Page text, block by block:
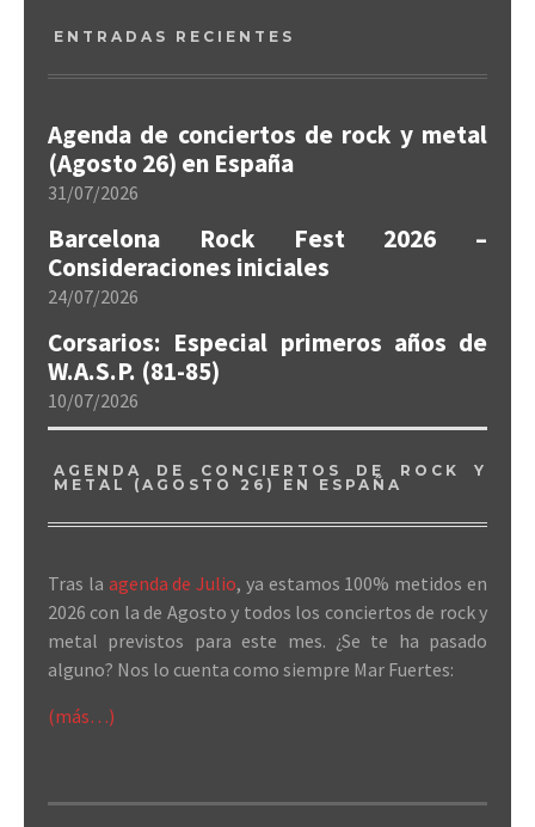
ENTRADAS RECIENTES
Agenda de conciertos de rock y metal
(Agosto 26) en España
31/07/2026
Barcelona Rock Fest 2026 –
Consideraciones iniciales
24/07/2026
Corsarios: Especial primeros años de
W.A.S.P. (81-85)
10/07/2026
AGENDA DE CONCIERTOS DE ROCK Y
METAL (AGOSTO 26) EN ESPAÑA
Tras la agenda de Julio, ya estamos 100% metidos en
2026 con la de Agosto y todos los conciertos de rock y
metal previstos para este mes. ¿Se te ha pasado
alguno? Nos lo cuenta como siempre Mar Fuertes:
(más…)